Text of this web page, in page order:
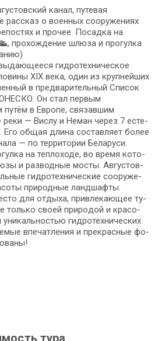
канал, путевая
рассказ о военных сооружениях
и прочее. Посадка на
прохождение шлюза и прогулка
гидротехническое
XIX ве­ка, один из круп­ней­ших
в предварительный Спи­сок
Он стал пер­вым
в Ев­ро­пе, связавшим
— Вислу и Не­ман че­рез 7 есте­
Его общая дли­на со­став­ля­ет бо­лее
— по тер­ри­то­рии Бе­ла­ру­си.
на теплоходе, во вре­мя ко­то­
и раз­вод­ные мо­сты. Ав­гу­стов­
гид­ро­тех­ни­че­ские со­ору­же­
при­род­ные ланд­шаф­ты.
для от­ды­ха, привлекающее ту­
толь­ко сво­ей при­ро­дой и кра­со­
гидротехнических
впе­чат­ле­ния и пре­крас­ные фо­
тура